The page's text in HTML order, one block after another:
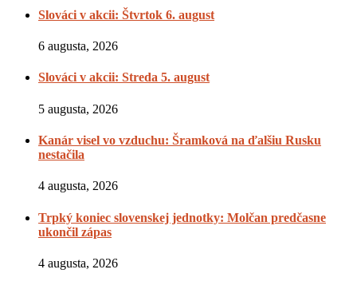
Slováci v akcii: Štvrtok 6. august
6 augusta, 2026
Slováci v akcii: Streda 5. august
5 augusta, 2026
Kanár visel vo vzduchu: Šramková na ďalšiu Rusku
nestačila
4 augusta, 2026
Trpký koniec slovenskej jednotky: Molčan predčasne
ukončil zápas
4 augusta, 2026